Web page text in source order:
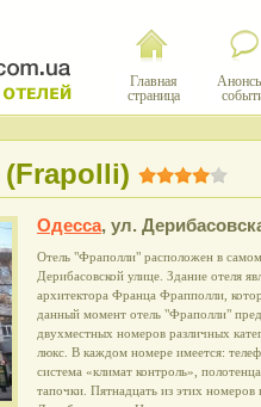
Главная
страница
Одесса, ул.
Отель "Фраполли" расположен в
Дерибасовской улице. Здание отеля
архитектора Франца Фрапполли,
данный момент отель "Фраполли"
двухместных номеров различных
люкс. В каждом номере имеется:
система «климат контроль»,
тапочки. Пятнадцать из этих номеров